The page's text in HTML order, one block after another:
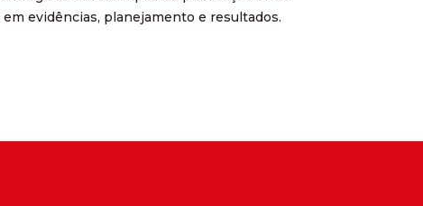
evidências, planejamento e resultados.